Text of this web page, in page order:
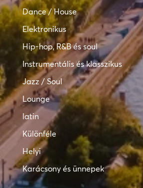
Dance / House
Elektronikus
Hip-hop, R&B és soul
Instrumentális és klasszikus
Jazz / Soul
Lounge
latin
Különféle
Helyi
Karácsony és ünnepek